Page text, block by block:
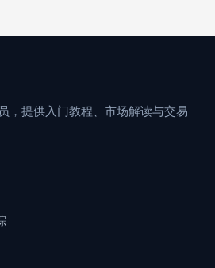
，提供入门教程、市场解读与交易